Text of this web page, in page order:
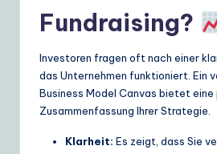
Fundraising?
Investoren fragen oft nach einer
das Unternehmen funktioniert. Ein
Business Model Canvas bietet eine
Zusammenfassung Ihrer Strategie.
Klarheit: Es zeigt, dass Sie